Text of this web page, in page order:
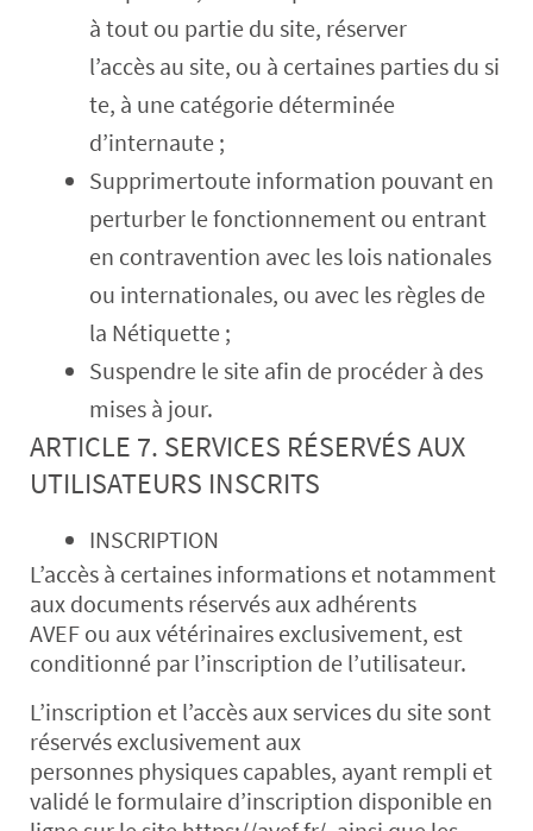
à tout ou partie du site, réserver
l’accès au site, ou à certaines parties du si
te, à une catégorie déterminée
d’internaute ;
Supprimertoute information pouvant en
perturber le fonctionnement ou entrant
en contravention avec les lois nationales
ou internationales, ou avec les règles de
la Nétiquette ;
Suspendre le site afin de procéder à des
mises à jour.
ARTICLE 7. SERVICES RÉSERVÉS AUX
UTILISATEURS INSCRITS
INSCRIPTION
L’accès à certaines informations et notamment
aux documents réservés aux adhérents
AVEF ou aux vétérinaires exclusivement, est
conditionné par l’inscription de l’utilisateur.
L’inscription et l’accès aux services du site sont
réservés exclusivement aux
personnes physiques capables, ayant rempli et
validé le formulaire d’inscription disponible en